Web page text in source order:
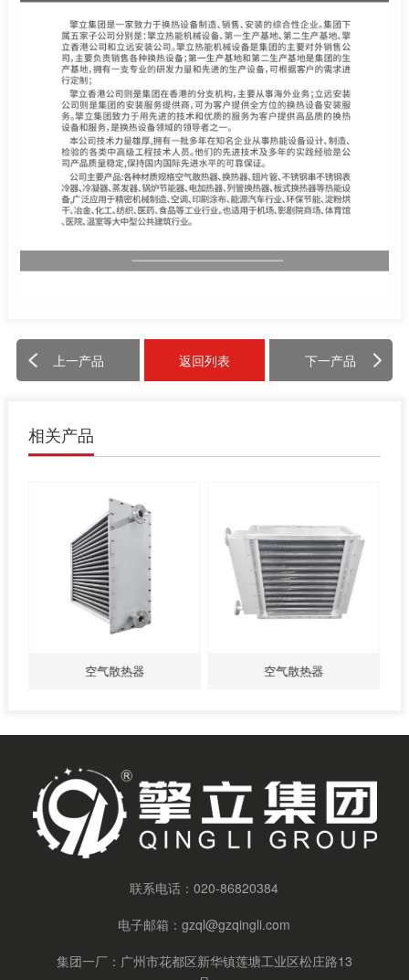
上一产品 返回列表 下一产品
相关产品
空气散热器 空气散热器
联系电话：020-86820384
电子邮箱：gzql@gzqingli.com
集团一厂：广州市花都区新华镇莲塘工业区松庄路13